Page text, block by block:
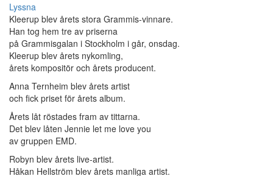
Lyssna
Kleerup blev årets stora Grammis-vinnare.
Han tog hem tre av priserna
på Grammisgalan i Stockholm i går, onsdag.
Kleerup blev årets nykomling,
årets kompositör och årets producent.
Anna Ternheim blev årets artist
och fick priset för årets album.
Årets låt röstades fram av tittarna.
Det blev låten Jennie let me love you
av gruppen EMD.
Robyn blev årets live-artist.
Håkan Hellström blev årets manliga artist.